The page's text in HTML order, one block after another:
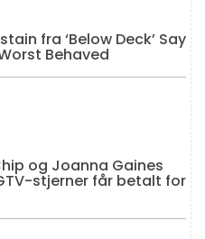
fra ‘Below Deck’ Say
Behaved
og Joanna Gaines
stjerner får betalt for